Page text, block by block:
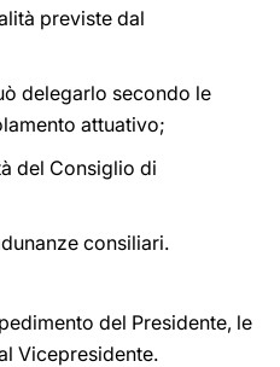
previste dal
delegarlo secondo le
attuativo;
del Consiglio di
consiliari.
del Presidente, le
Vicepresidente.